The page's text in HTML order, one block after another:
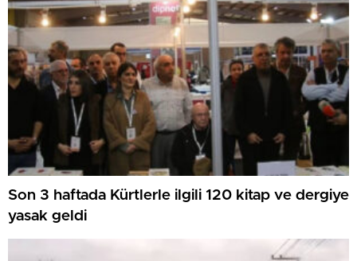
Son 3 haftada Kürtlerle ilgili 120 kitap ve dergiye
yasak geldi